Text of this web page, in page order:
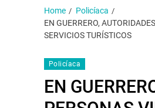
Home
Policíaca
EN GUERRERO,
SERVICIOS TURÍSTICOS
Policíaca
EN